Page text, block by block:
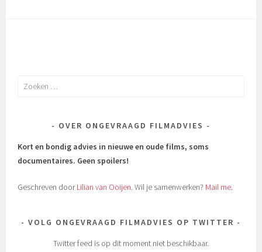
Zoeken
OVER ONGEVRAAGD FILMADVIES
Kort en bondig advies in nieuwe en oude films, soms
documentaires. Geen spoilers!
Geschreven doorLilian van Ooijen. Wil je samenwerken? Mail me.
VOLG ONGEVRAAGD FILMADVIES OP TWITTER
Twitter feed is op dit moment niet beschikbaar.